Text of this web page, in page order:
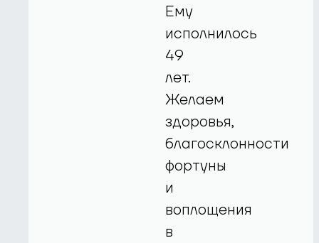
Ему
исполнилось
49
лет.
Желаем
здоровья,
благосклонности
фортуны
и
воплощения
в